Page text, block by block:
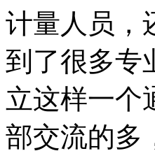
计量人员，
到了很多专
立这样一个
部交流的多